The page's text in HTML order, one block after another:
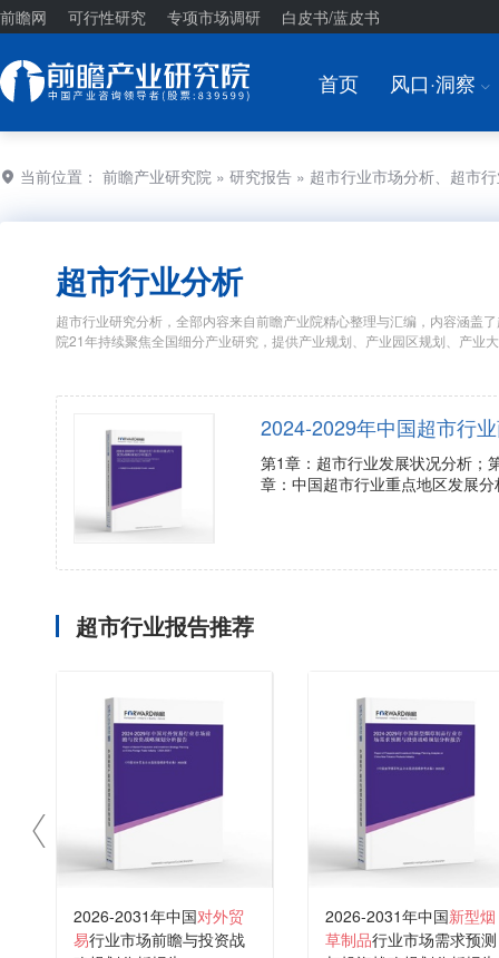
前瞻网 可行性研究 专项市场调研 白皮书/蓝皮书
首页 风口·洞察 I
当前位置： 前瞻产业研究院 » 研究报告 » 超市行业市场分析、超市
超市行业分析
超市行业研究分析，全部内容来自前瞻产业院精心整理与汇编，内容涵盖
院21年持续聚焦全国细分产业研究，提供产业规划、产业园区规划、产业
2024-2029年中国超市行
第1章：超市行业发展状况分析；
章：中国超市行业重点地区发展
超市行业报告推荐
2026-2031年中国对外贸
易行业市场前瞻与投资战
2026-2031年中国新型烟
草制品行业市场需求预测